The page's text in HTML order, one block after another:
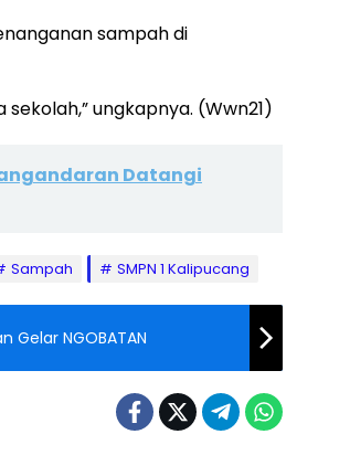
sampah di
ungkapnya. (Wwn21)
Datangi
Sampah SMPN 1 Kalipucang
Gelar NGOBATAN